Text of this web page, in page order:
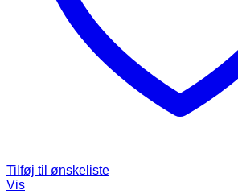
Tilføj til ønskeliste
Vis